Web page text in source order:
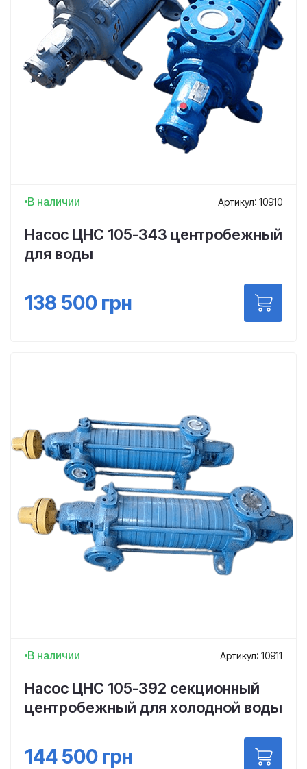
В наличии Артикул: 10910
Насос ЦНС 105-343 центробежный
для воды
138 500 грн
В наличии Артикул: 10911
Насос ЦНС 105-392 секционный
центробежный для холодной воды
144 500 грн